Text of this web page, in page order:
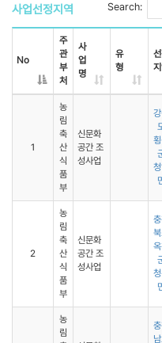
사업선정지역 Search:
No
주
관
부
처
사
업
명
유
형
1
농
림
축
산
식
품
부
신문화
공간 조
성사업
2
농
림
축
산
식
품
부
신문화
공간 조
성사업
농
림